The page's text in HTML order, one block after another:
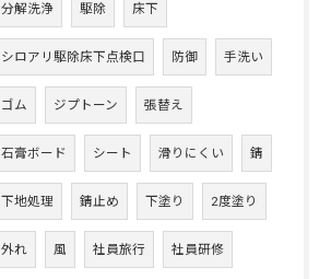
分解洗浄 駆除 床下
シロアリ駆除床下点検口 防御 手洗い
ゴム ジプトーン 張替え
石膏ボード シート 滑りにくい 錆
下地処理 錆止め 下塗り 2度塗り
外れ 風 社員旅行 社員研修